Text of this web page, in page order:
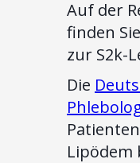
Auf der
finden
zur S2k-
Die
Lipödem